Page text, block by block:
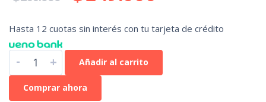
Hasta 12 cuotas sin interés con tu tarjeta de crédito
- + Añadir al carrito
Comprar ahora